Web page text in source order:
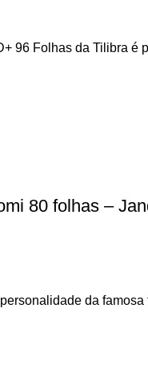
96 Folhas da Tilibra
80 folhas –
da